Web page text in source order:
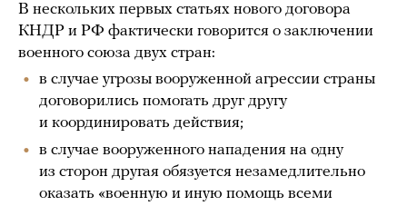
В нескольких первых статьях нового договора
КНДР и РФ фактически говорится о заключении
военного союза двух стран:
в случае угрозы вооруженной агрессии страны
договорились помогать друг другу
и координировать действия;
в случае вооруженного нападения на одну
из сторон другая обязуется незамедлительно
оказать «военную и иную помощь всеми